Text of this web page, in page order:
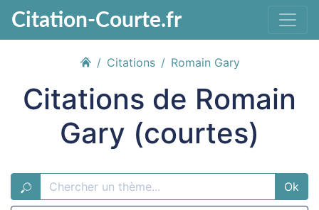
Citation-Courte.fr
Citations Romain Gary
Citations de Romain
Gary (courtes)
Ok